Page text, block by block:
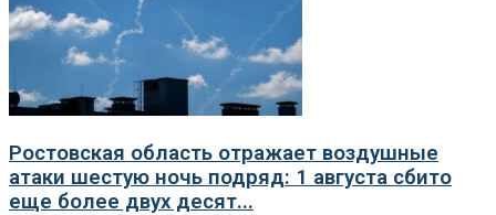
Ростовская область отражает воздушные
атаки шестую ночь подряд: 1 августа сбито
еще более двух десят...